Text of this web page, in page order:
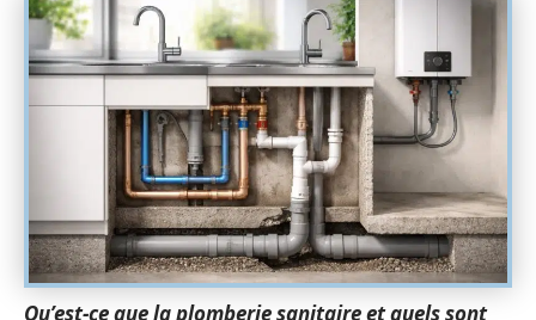
Qu’est-ce que la plomberie sanitaire et quels sont